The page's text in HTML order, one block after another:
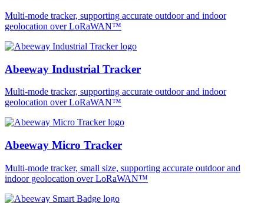
Multi-mode tracker, supporting accurate outdoor and indoor
geolocation over LoRaWAN™
Abeeway Industrial Tracker
Multi-mode tracker, supporting accurate outdoor and indoor
geolocation over LoRaWAN™
Abeeway Micro Tracker
Multi-mode tracker, small size, supporting accurate outdoor and
indoor geolocation over LoRaWAN™